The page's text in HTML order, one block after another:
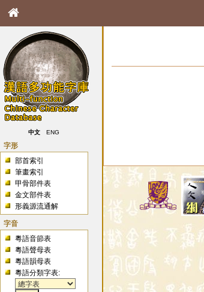
中文 ENG
字形
部首索引
筆畫索引
甲骨部件表
金文部件表
形義源流通解
字音
粵語音節表
粵語聲母表
粵語韻母表
粵語分類字表: